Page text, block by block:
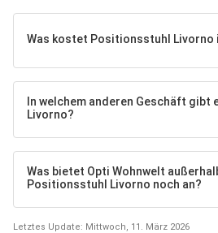
Was kostet Positionsstuhl Livorno
In welchem anderen Geschäft gibt
Livorno?
Was bietet Opti Wohnwelt
Positionsstuhl Livorno noch an?
Letztes Update: Mittwoch, 11. März 2026